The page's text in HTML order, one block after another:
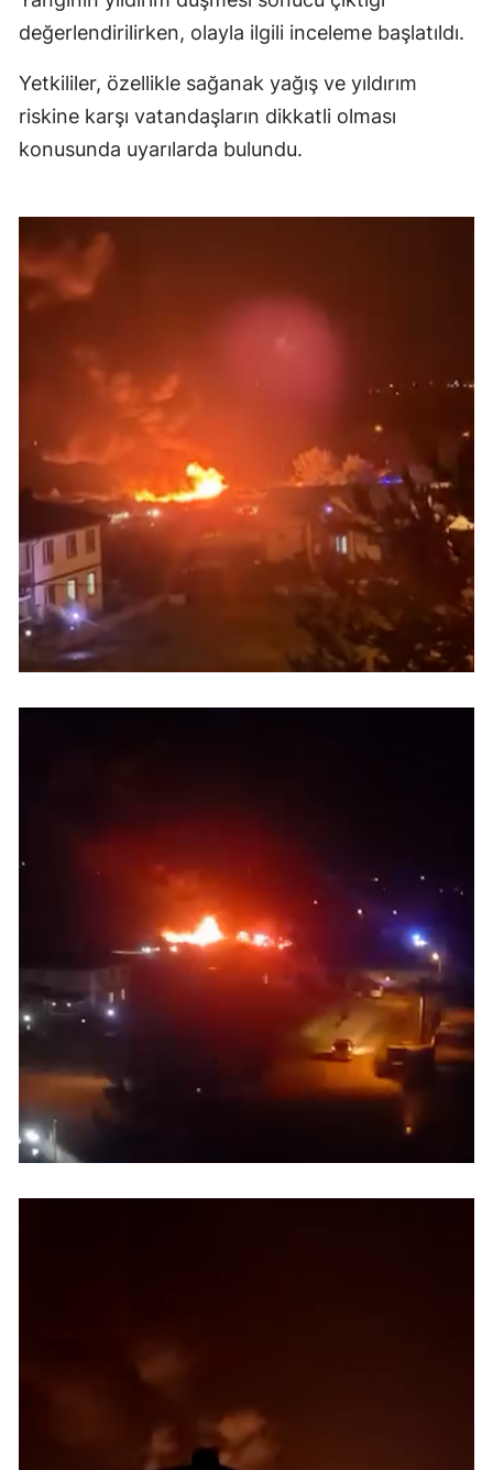
değerlendirilirken, olayla ilgili inceleme başlatıldı.
Yetkililer, özellikle sağanak yağış ve yıldırım
riskine karşı vatandaşların dikkatli olması
konusunda uyarılarda bulundu.